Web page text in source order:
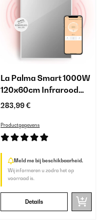
La Palma Smart 1000W
120x60cm Infrarood
Spiegel Wit
283,99 €
Productgegevens
Meld me bij beschikbaarheid.
Wij informeren u zodra het op
voorraad is.
Details